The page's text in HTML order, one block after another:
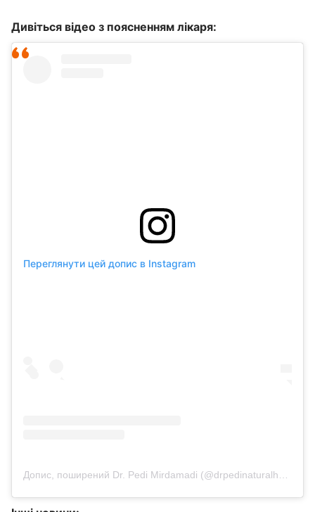
Дивіться відео з поясненням лікаря:
Переглянути цей допис в Instagram